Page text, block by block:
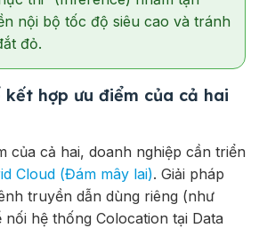
nội bộ tốc độ siêu cao và tránh
đỏ.
kết hợp ưu điểm của cả hai
của cả hai, doanh nghiệp cần triển
Cloud (Đám mây lai). Giải pháp
truyền dẫn dùng riêng (như
hệ thống Colocation tại Data